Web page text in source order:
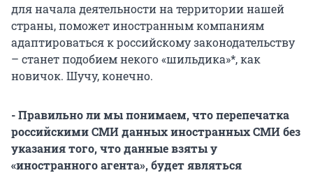
для начала деятельности на территории нашей
страны, поможет иностранным компаниям
адаптироваться к российскому законодательству
– станет подобием некого «шильдика»*, как
новичок. Шучу, конечно.
- Правильно ли мы понимаем, что перепечатка
российскими СМИ данных иностранных СМИ без
указания того, что данные взяты у
«иностранного агента», будет являться